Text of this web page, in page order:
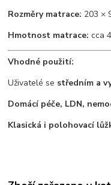
Rozměry matrace: 203 ×
Hmotnost matrace: cca
Vhodné použití:
Uživatelé se středním a
Domácí péče, LDN,
Klasická i polohovací